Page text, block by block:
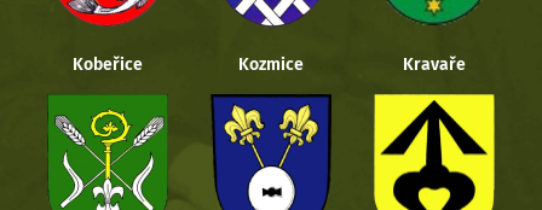
Kobeřice Kozmice Kravaře